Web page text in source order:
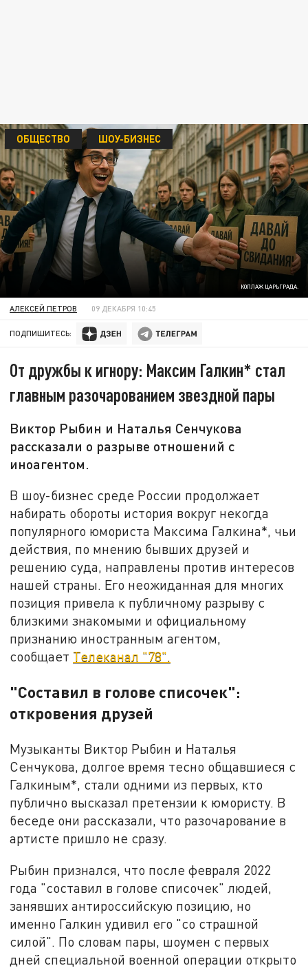
КОЛЛАЖ ЦАРЬГРАДА.
ОБЩЕСТВО ШОУ-БИЗНЕС
АЛЕКСЕЙ ПЕТРОВ 09 ДЕКАБРЯ 10:45
ПОДПИШИТЕСЬ:
От дружбы к игнору: Максим Галкин* стал
главным разочарованием звездной пары
Виктор Рыбин и Наталья Сенчукова
рассказали о разрыве отношений с
иноагентом.
В шоу-бизнес среде России продолжает
набирать обороты история вокруг некогда
популярного юмориста Максима Галкина*, чьи
действия, по мнению бывших друзей и
решению суда, направлены против интересов
нашей страны. Его неожиданная для многих
позиция привела к публичному разрыву с
близкими знакомыми и официальному
признанию иностранным агентом,
сообщает Телеканал "78".
"Составил в голове списочек":
откровения друзей
Музыканты Виктор Рыбин и Наталья
Сенчукова, долгое время тесно общавшиеся с
Галкиным*, стали одними из первых, кто
публично высказал претензии к юмористу. В
беседе они рассказали, что разочарование в
артисте пришло не сразу.
Рыбин признался, что после февраля 2022
года "составил в голове списочек" людей,
занявших антироссийскую позицию, но
именно Галкин удивил его "со страшной
силой". По словам пары, шоумен с первых
дней специальной военной операции открыто